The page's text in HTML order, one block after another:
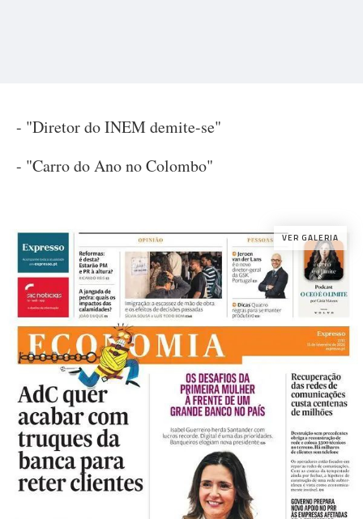
- "Diretor do INEM demite-se"
- "Carro do Ano no Colombo"
VER GALERIA